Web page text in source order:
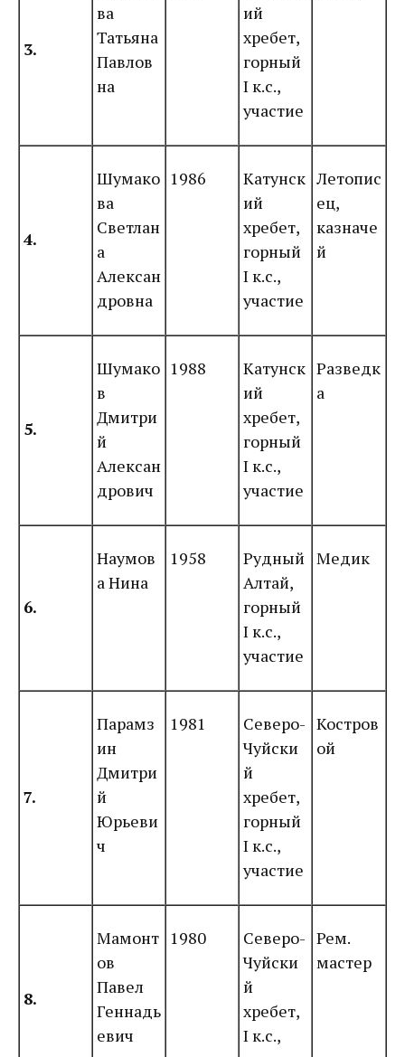
3.
ва
Татьяна
Павлов
на
ий
хребет,
горный
I к.с.,
участие
4.
Шумако
ва
Светлан
а
Алексан
дровна
1986
Катунск
ий
хребет,
горный
I к.с.,
участие
Летопис
ец,
казначе
й
5.
Шумако
в
Дмитри
й
Алексан
дрович
1988
Катунск
ий
хребет,
горный
I к.с.,
участие
Разведк
а
6.
Наумов
а Нина
1958
Рудный
Алтай,
горный
I к.с.,
участие
Медик
7.
Парамз
ин
Дмитри
й
Юрьеви
ч
1981
Северо-
Чуйски
й
хребет,
горный
I к.с.,
участие
Костров
ой
8.
Мамонт
ов
Павел
Геннадь
евич
1980
Северо-
Чуйски
й
хребет,
I к.с.,
Рем.
мастер